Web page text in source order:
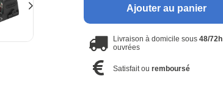
Ajouter au panier
Livraison à domicile sous48/72h
ouvrées
Satisfait ouremboursé